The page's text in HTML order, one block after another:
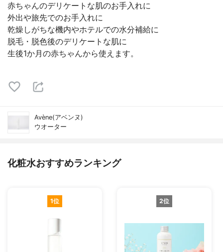
赤ちゃんのデリケートな肌のお手入れに
外出や旅先でのお手入れに
乾燥しがちな機内やホテルでの水分補給に
脱毛・脱色後のデリケートな肌に
生後1か月の赤ちゃんから使えます。
Avène(アベンヌ)
ウオーター
化粧水おすすめランキング
1位 2位